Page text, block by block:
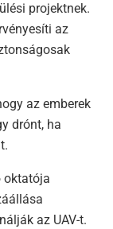
projektnek.
az
az emberek
drónt, ha
oktatója
az UAV-t.